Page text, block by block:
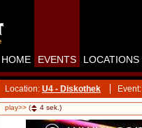
HOME EVENTS LOCATIONS
Location: U4 - Diskothek Event:
play>> ( 4 sek.)